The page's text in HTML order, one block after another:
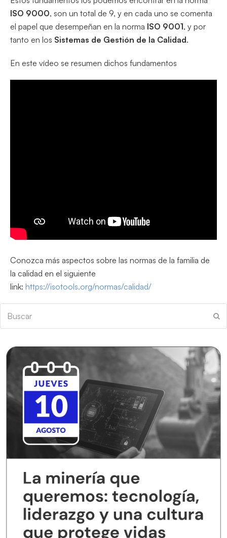
ISO 9000, son un total de 9, y en cada uno se comenta
el papel que desempeñan en la norma ISO 9001, y por
tanto en los Sistemas de Gestión de la Calidad.
En este vídeo se resumen dichos fundamentos
Conozca más aspectos sobre las normas de la familia de
la calidad en el siguiente
link: https://isotools.org/normas/calidad/